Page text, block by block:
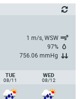
1 m/s, WSW
97%
756.06 mmHg
TUE
08/11
WED
08/12